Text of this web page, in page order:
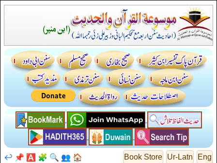
Eng
Ur-Latn
Book Store
🏠
👥
🔍
🧩
🅰️
📌
↩️